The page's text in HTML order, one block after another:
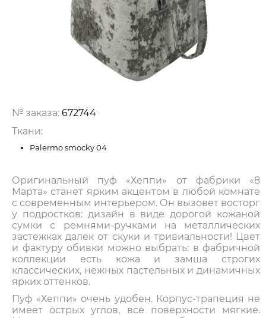
№ заказа: 672744
Ткани:
Palermo smocky 04
Оригинальный пуф «Хеппи» от фабрики «8
Марта» станет ярким акцентом в любой комнате
с современным интерьером. Он вызовет восторг
у подростков: дизайн в виде дорогой кожаной
сумки с ремнями-ручками на металлических
застежках далек от скуки и тривиальности! Цвет
и фактуру обивки можно выбрать: в фабричной
коллекции есть кожа и замша строгих
классических, нежных пастельных и динамичных
ярких оттенков.
Пуф «Хеппи» очень удобен. Корпус-трапеция не
имеет острых углов, все поверхности мягкие.